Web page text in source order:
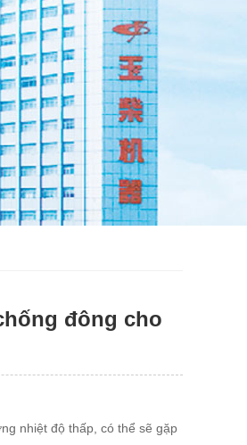
đông cho
nhiệt độ thấp, có thể sẽ gặp